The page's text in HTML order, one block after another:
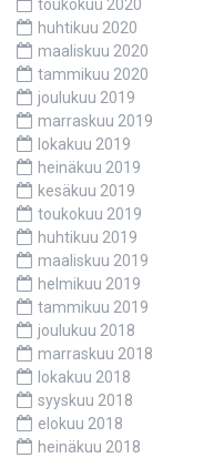
toukokuu 2020
huhtikuu 2020
maaliskuu 2020
tammikuu 2020
joulukuu 2019
marraskuu 2019
lokakuu 2019
heinäkuu 2019
kesäkuu 2019
toukokuu 2019
huhtikuu 2019
maaliskuu 2019
helmikuu 2019
tammikuu 2019
joulukuu 2018
marraskuu 2018
lokakuu 2018
syyskuu 2018
elokuu 2018
heinäkuu 2018